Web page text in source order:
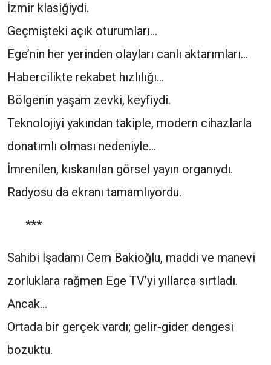
İzmir klasiğiydi.
Geçmişteki açık oturumları…
Ege’nin her yerinden olayları canlı aktarımları…
Habercilikte rekabet hızlılığı…
Bölgenin yaşam zevki, keyfiydi.
Teknolojiyi yakından takiple, modern cihazlarla
donatımlı olması nedeniyle…
İmrenilen, kıskanılan görsel yayın organıydı.
Radyosu da ekranı tamamlıyordu.
***
Sahibi İşadamı Cem Bakioğlu, maddi ve manevi
zorluklara rağmen Ege TV’yi yıllarca sırtladı.
Ancak…
Ortada bir gerçek vardı; gelir-gider dengesi
bozuktu.